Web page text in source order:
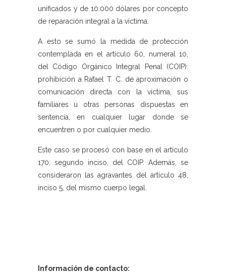
unificados y de 10.000 dólares por concepto
de reparación integral a la víctima.
A esto se sumó la medida de protección
contemplada en el artículo 60, numeral 10,
del Código Orgánico Integral Penal (COIP):
prohibición a Rafael T. C. de aproximación o
comunicación directa con la víctima, sus
familiares u otras personas dispuestas en
sentencia, en cualquier lugar donde se
encuentren o por cualquier medio.
Este caso se procesó con base en el artículo
170, segundo inciso, del COIP. Además, se
consideraron las agravantes del artículo 48,
inciso 5, del mismo cuerpo legal.
Información de contacto: